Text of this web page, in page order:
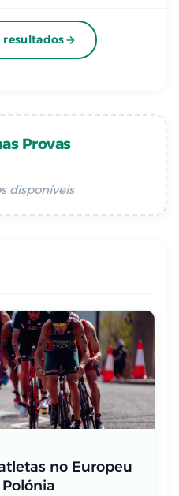
resultados
Provas
disponíveis
no Europeu